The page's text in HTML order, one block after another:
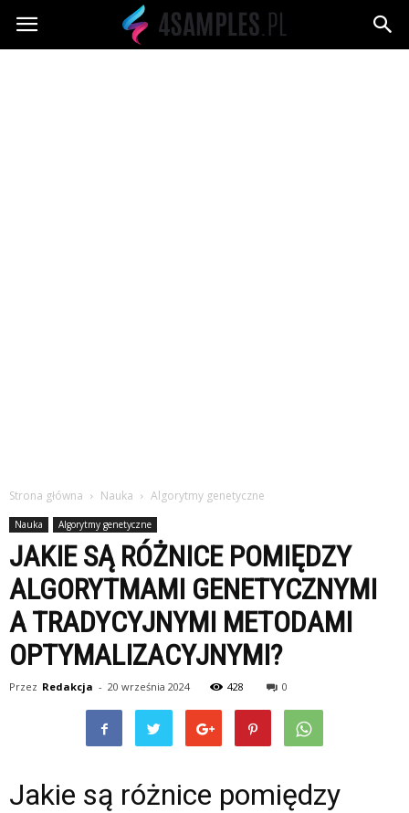
4samples.pl
Strona główna Nauka Algorytmy genetyczne
Nauka Algorytmy genetyczne
JAKIE SĄ RÓŻNICE POMIĘDZY
ALGORYTMAMI GENETYCZNYMI
A TRADYCYJNYMI METODAMI
OPTYMALIZACYJNYMI?
Przez Redakcja - 20 września 2024 428 0
Jakie są różnice pomiędzy